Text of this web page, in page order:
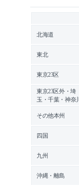
北海道
東北
東京23区
東京23区外・埼
玉・千葉・神奈川
その他本州
四国
九州
沖縄・離島